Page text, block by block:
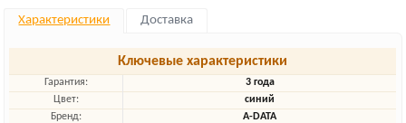
Характеристики Доставка
Ключевые характеристики
Гарантия:
3 года
Цвет:
синий
Бренд:
A-DATA